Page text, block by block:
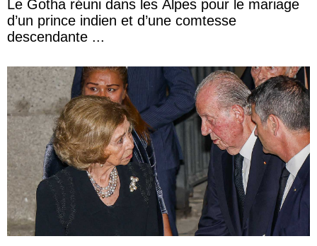
Le Gotha réuni dans les Alpes pour le mariage
d’un prince indien et d’une comtesse
descendante ...